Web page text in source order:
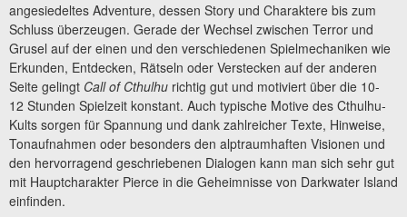
angesiedeltes Adventure, dessen Story und Charaktere bis zum
Schluss überzeugen. Gerade der Wechsel zwischen Terror und
Grusel auf der einen und den verschiedenen Spielmechaniken wie
Erkunden, Entdecken, Rätseln oder Verstecken auf der anderen
Seite gelingt Call of Cthulhu richtig gut und motiviert über die 10-
12 Stunden Spielzeit konstant. Auch typische Motive des Cthulhu-
Kults sorgen für Spannung und dank zahlreicher Texte, Hinweise,
Tonaufnahmen oder besonders den alptraumhaften Visionen und
den hervorragend geschriebenen Dialogen kann man sich sehr gut
mit Hauptcharakter Pierce in die Geheimnisse von Darkwater Island
einfinden.